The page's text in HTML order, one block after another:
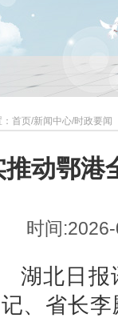
首页/新闻中心/时政要闻
推动鄂港
时间
湖北日报
记、省长